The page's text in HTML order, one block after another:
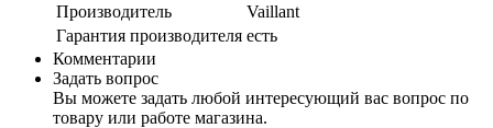
Производитель
Vaillant
Гарантия производителя есть
Комментарии
Задать вопрос
Вы можете задать любой интересующий вас вопрос по
товару или работе магазина.